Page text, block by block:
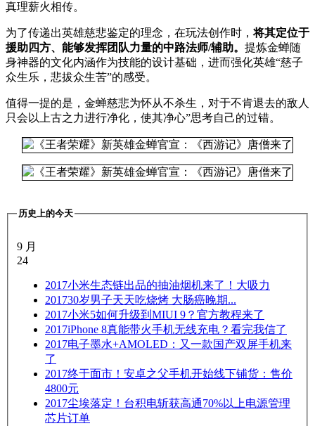
真理薪火相传。
为了传递出英雄慈悲鉴定的理念，在玩法创作时，将其定位于
援助四方、能够发挥团队力量的中路法师/辅助。 提炼金蝉随
身神器的文化内涵作为技能的设计基础，进而强化英雄“慈子
众生乐，悲拔众生苦”的感受。
值得一提的是，金蝉慈悲为怀从不杀生，对于不肯退去的敌人
只会以上古之力进行净化，使其净心”思考自己的过错。
历史上的今天
9 月
24
2017小米生态链出品的抽油烟机来了！大吸力
201730岁男子天天吃烧烤 大肠癌晚期...
2017小米5如何升级到MIUI 9？官方教程来了
2017iPhone 8真能带火手机无线充电？看完我信了
2017电子墨水+AMOLED：又一款国产双屏手机来
了
2017终于面市！安卓之父手机开始线下铺货：售价
4800元
2017尘埃落定！台积电斩获高通70%以上电源管理
芯片订单